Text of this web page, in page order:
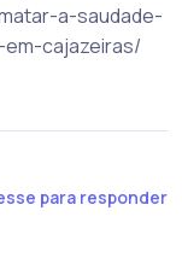
a-saudade-
cajazeiras/
para responder